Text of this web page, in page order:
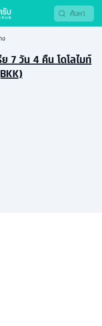
ง
7 วัน 4 คืน โดโลไมท์